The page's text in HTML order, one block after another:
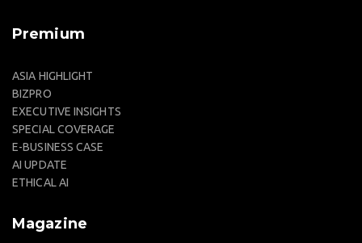
Premium
ASIA HIGHLIGHT
BIZPRO
EXECUTIVE INSIGHTS
SPECIAL COVERAGE
E-BUSINESS CASE
AI UPDATE
ETHICAL AI
Magazine